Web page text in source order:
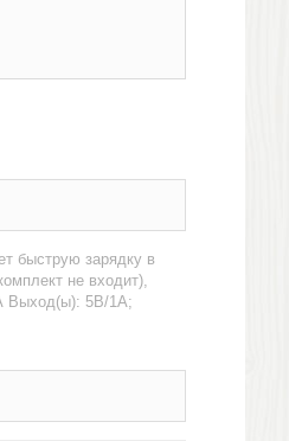
быструю зарядку в
не входит),
Выход(ы): 5В/1А;